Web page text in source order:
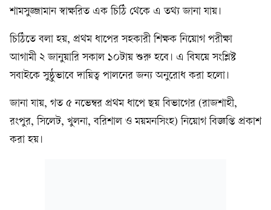
শামসুজ্জামান স্বাক্ষরিত এক চিঠি থেকে এ তথ্য জানা যায়।
চিঠিতে বলা হয়, প্রথম ধাপের সহকারী শিক্ষক নিয়োগ পরীক্ষা
আগামী ২ জানুয়ারি সকাল ১০টায় শুরু হবে। এ বিষয়ে সংশ্লিষ্ট
সবাইকে সুষ্ঠুভাবে দায়িত্ব পালনের জন্য অনুরোধ করা হলো।
জানা যায়, গত ৫ নভেম্বর প্রথম ধাপে ছয় বিভাগের (রাজশাহী,
রংপুর, সিলেট, খুলনা, বরিশাল ও ময়মনসিংহ) নিয়োগ বিজ্ঞপ্তি প্রকাশ
করা হয়।